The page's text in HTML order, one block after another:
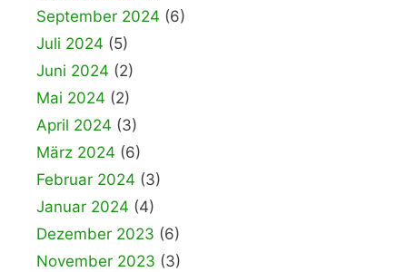
September 2024 (6)
Juli 2024 (5)
Juni 2024 (2)
Mai 2024 (2)
April 2024 (3)
März 2024 (6)
Februar 2024 (3)
Januar 2024 (4)
Dezember 2023 (6)
November 2023 (3)